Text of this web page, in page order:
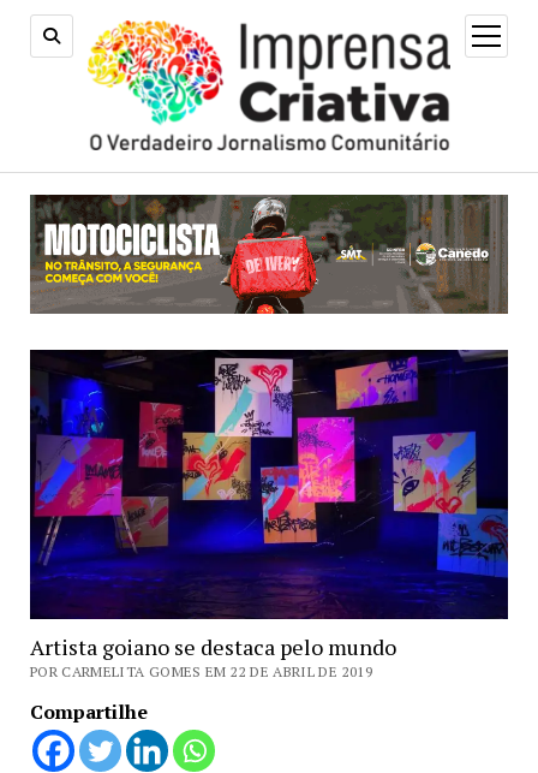
open
menu
Artista goiano se destaca pelo mundo
POR CARMELITA GOMES EM 22 DE ABRIL DE 2019
Compartilhe